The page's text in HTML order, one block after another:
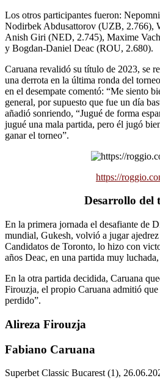
Los otros participantes fueron:
Nodirbek Abdusattorov (UZB, 2.766),
Anish Giri (NED, 2.745), Maxime
y Bogdan-Daniel Deac (ROU, 2.680).
Caruana revalidó su título de 2023, se
una derrota en la última ronda del
en el desempate comentó: “Me siento
general, por supuesto que fue un día
añadió sonriendo, “Jugué de forma
jugué una mala partida, pero él jugó
ganar el torneo”.
https://
Desarrollo del
En la primera jornada el desafiante de
mundial, Gukesh, volvió a jugar ajedrez
Candidatos de Toronto, lo hizo con
años Deac, en una partida muy
En la otra partida decidida, Caruana
Firouzja, el propio Caruana admitió que
perdido”.
Alireza Firouzja
Fabiano Caruana
Superbet Classic Bucarest (1),